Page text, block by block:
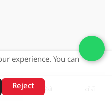
experience. You can
Reject